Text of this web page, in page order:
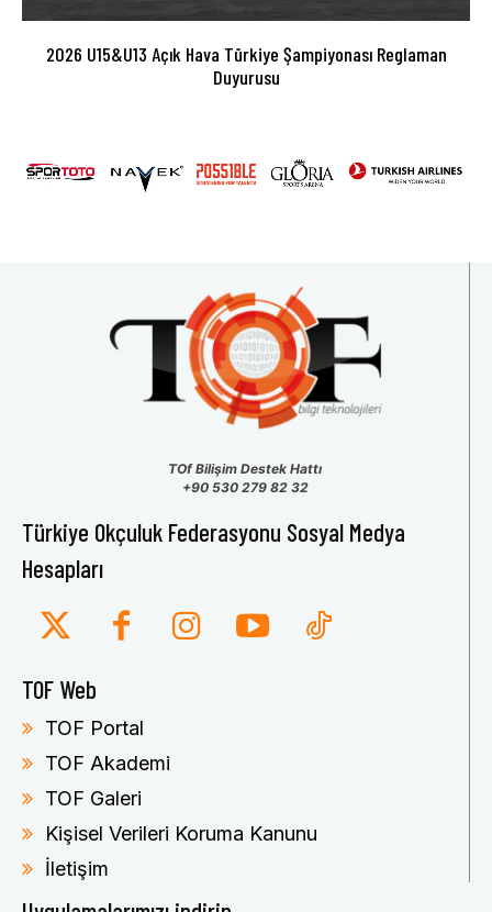
2026 U15&U13 Açık Hava Türkiye Şampiyonası Reglaman
Duyurusu
TOf Bilişim Destek Hattı
+90 530 279 82 32
Türkiye Okçuluk Federasyonu Sosyal Medya
Hesapları
TOF Web
TOF Portal
TOF Akademi
TOF Galeri
Kişisel Verileri Koruma Kanunu
İletişim